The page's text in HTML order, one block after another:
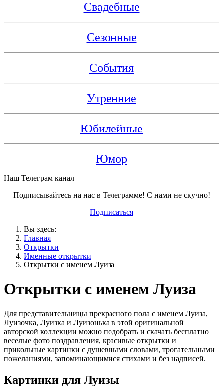
Свадебные
Сезонные
События
Утренние
Юбилейные
Юмор
Наш Телеграм канал
Подписывайтесь на нас в Телеграмме! С нами не скучно!
Подписаться
Вы здесь:
Главная
Открытки
Именные открытки
Открытки с именем Луиза
Открытки с именем Луиза
Для представительницы прекрасного пола с именем Луиза,
Луизочка, Луизка и Луизонька в этой оригинальной
авторской коллекции можно подобрать и скачать бесплатно
веселые фото поздравления, красивые открытки и
прикольные картинки с душевными словами, трогательными
пожеланиями, запоминающимися стихами и без надписей.
Картинки для Луизы